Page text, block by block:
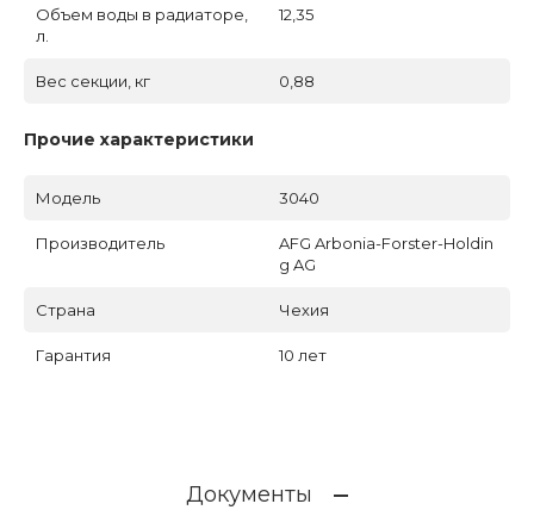
Объем воды в радиаторе,
л.
12,35
Вес секции, кг 0,88
Прочие характеристики
Модель 3040
Производитель
AFG Arbonia-Forster-Holdin
g AG
Страна Чехия
Гарантия 10 лет
Документы